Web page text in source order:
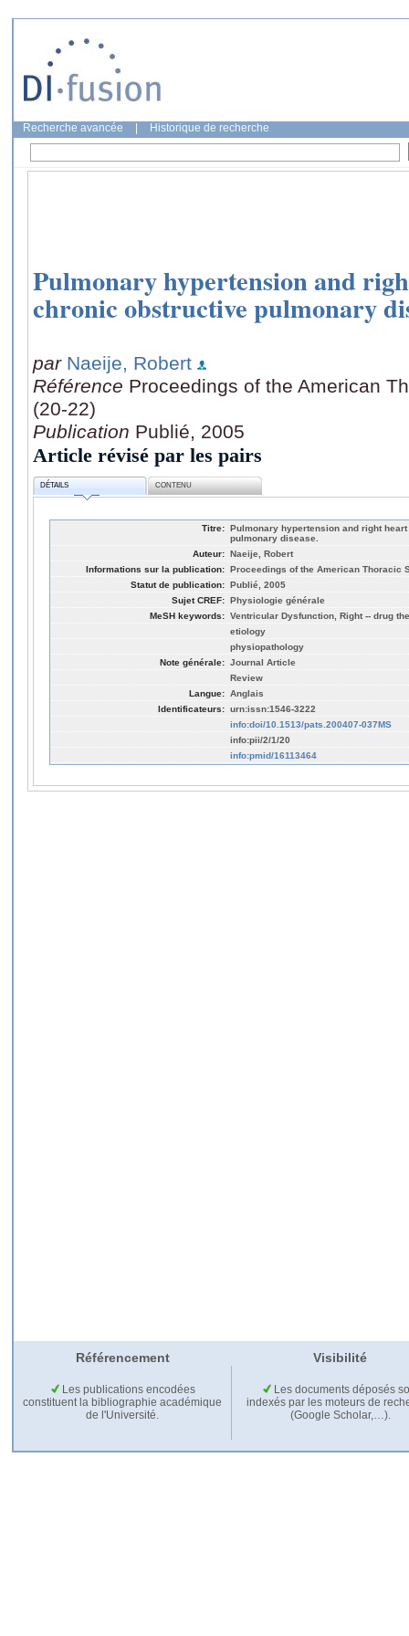
Recherche avancée Historique de recherche
Pulmonary hypertension and
chronic obstructive pulmonary
par Naeije, Robert
Référence Proceedings of the American
(20-22)
Publication Publié, 2005
Article révisé par les pairs
DÉTAILS CONTENU
Titre: Pulmonary hypertension and right
pulmonary disease.
Auteur: Naeije, Robert
Informations sur la publication: Proceedings of the American Thoracic
Statut de publication: Publié, 2005
Sujet CREF: Physiologie générale
MeSH keywords: Ventricular Dysfunction, Right -- drug
etiology
physiopathology
Note générale: Journal Article
Review
Langue: Anglais
Identificateurs: urn:issn:1546-3222
info:doi/10.1513/pats.200407-037MS
info:pii/2/1/20
info:pmid/16113464
Référencement Visibilité
Les publications encodées
constituent la bibliographie académique
de l'Université.
Les documents déposés
indexés par les moteurs de
(Google Scholar,…).